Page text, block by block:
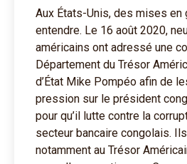
Aux États-Unis, des mises en
entendre. Le 16 août 2020,
américains ont adressé une
Département du Trésor
d’État Mike Pompéo afin de
pression sur le président
pour qu’il lutte contre la
secteur bancaire congolais.
notamment au Trésor